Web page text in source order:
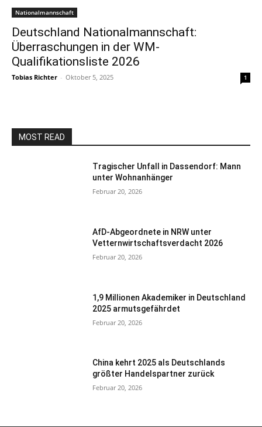
Nationalmannschaft
Deutschland Nationalmannschaft:
Überraschungen in der WM-
Qualifikationsliste 2026
Tobias Richter - Oktober 5, 2025 1
MOST READ
Tragischer Unfall in Dassendorf: Mann
unter Wohnanhänger
Februar 20, 2026
AfD-Abgeordnete in NRW unter
Vetternwirtschaftsverdacht 2026
Februar 20, 2026
1,9 Millionen Akademiker in Deutschland
2025 armutsgefährdet
Februar 20, 2026
China kehrt 2025 als Deutschlands
größter Handelspartner zurück
Februar 20, 2026